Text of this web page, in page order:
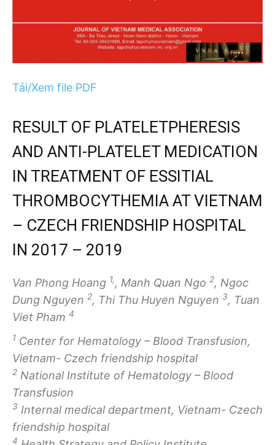
Tải/Xem file PDF
RESULT OF PLATELETPHERESIS
AND ANTI-PLATELET MEDICATION
IN TREATMENT OF ESSITIAL
THROMBOCYTHEMIA AT VIETNAM
– CZECH FRIENDSHIP HOSPITAL
IN 2017 – 2019
Van Phong Hoang 1,, Manh Quan Ngo 2, Ngoc
Dung Nguyen 2, Thi Thu Huyen Nguyen 3, Tuan
Viet Pham 4
1 Center for Hematology – Blood Transfusion,
Vietnam- Czech friendship hospital
2 National Institute of Hematology – Blood
Transfusion
3 Internal medical department, Vietnam- Czech
friendship hospital
4